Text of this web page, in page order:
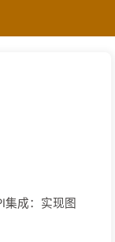
集成：实现图